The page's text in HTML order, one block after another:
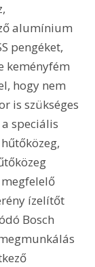
alumínium
pengéket,
keményfém
hogy nem
is szükséges
speciális
ízelítőt
Bosch